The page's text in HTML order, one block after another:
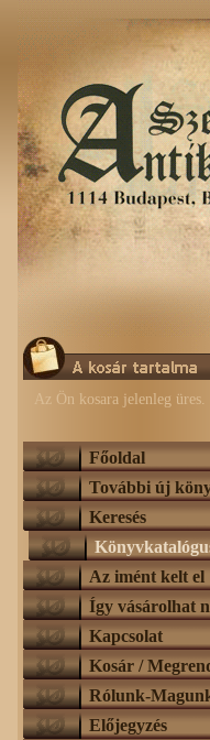
Az Ön kosara jelenleg üres.
Főoldal
További új
Keresés
Az imént kelt el
Így vásárolhat
Kapcsolat
Kosár /
Rólunk-
Előjegyzés